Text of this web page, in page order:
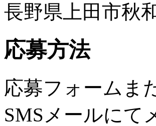
長野県上田市秋
応募方法
応募フォームま
SMSメールにて